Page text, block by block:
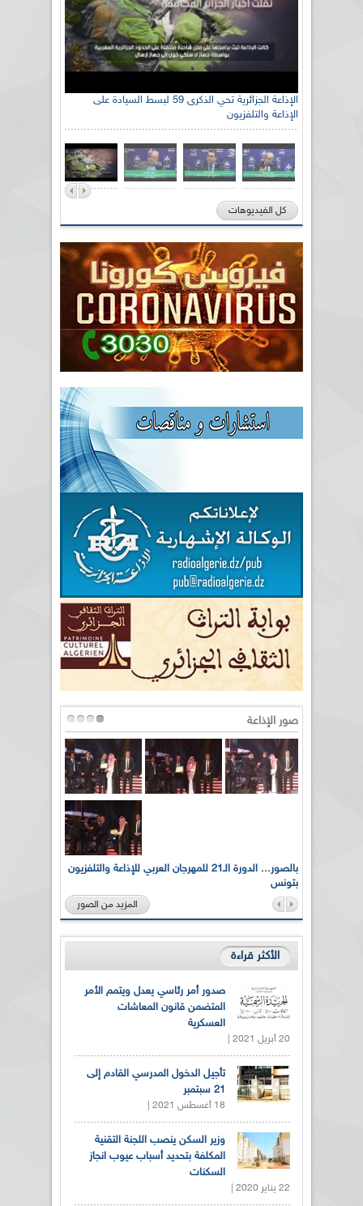
الإذاعة الجزائرية تحي الذكرى 59 لبسط السيادة على
الإذاعة والتلفزيون
كل الفيديوهات
صور الإذاعة
بالصور... الدورة الـ21 للمهرجان العربي للإذاعة والتلفزيون
بتونس
المزيد من الصور
الأكثر قراءة
صدور أمر رئاسي يعدل ويتمم الأمر
المتضمن قانون المعاشات
العسكرية
20 أبريل 2021 |
تأجيل الدخول المدرسي القادم إلى
21 سبتمبر
18 أغسطس 2021 |
وزير السكن ينصب اللجنة التقنية
المكلفة بتحديد أسباب عيوب انجاز
السكنات
22 يناير 2020 |